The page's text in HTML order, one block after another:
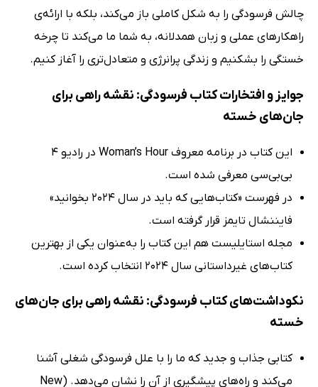
چالش فرسودگی را به شکل کاملی باز می‌کند، بلکه با ارائه‌ی
راهکارهای عملی و زبان همدلانه، به شما ما می‌کند تا چرخه
خستگی را بشکنیم و زندگی پرانرژی و متعادل‌تری را آغاز کنیم.
جوایز و افتخارات کتاب فرسودگی: نقشه راهی برای
جان‌های خسته
این کتاب در برنامه معروف Woman’s Hour در رادیو 4
بی‌بی‌سی معرفی شده است.
در فهرست «کتاب‌هایی که باید در سال 2024 بخوانید»
فایننشال تایمز قرار گرفته است.
مجله استایلیست هم این کتاب را به‌عنوان یکی از بهترین
کتاب‌های غیرداستانی سال 2024 انتخاب کرده است.
نکوداشت‌های کتاب فرسودگی: نقشه راهی برای جان‌های
خسته
کتابی جذاب و جدید که ما را با علل فرسودگی شغلی آشنا
می‌کند و راه‌های پیشگیری از آن را نشان می‌دهد. (New